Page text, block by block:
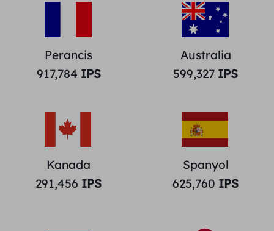
Perancis
917,784 IPS
Australia
599,327 IPS
Kanada
291,456 IPS
Spanyol
625,760 IPS